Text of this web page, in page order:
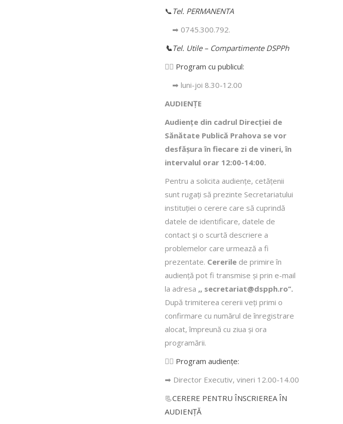
📞 Tel. PERMANENTA
➡ 0745.300.792.
📞Tel. Utile – Compartimente DSPPh
👩‍⚕️ Program cu publicul:
➡ luni-joi 8.30-12.00
AUDIENȚE
Audiențe din cadrul Direcţiei de
Sănătate Publică Prahova se vor
desfăşura în fiecare zi de vineri, în
intervalul orar 12:00-14:00.
Pentru a solicita audienţe, cetăţenii
sunt rugaţi să prezinte Secretariatului
instituției o cerere care să cuprindă
datele de identificare, datele de
contact şi o scurtă descriere a
problemelor care urmează a fi
prezentate. Cererile de primire în
audienţă pot fi transmise şi prin e-mail
la adresa ,, secretariat@dspph.ro’’.
După trimiterea cererii veţi primi o
confirmare cu numărul de înregistrare
alocat, împreună cu ziua şi ora
programării.
👩‍⚕️ Program audiențe:
➡ Director Executiv, vineri 12.00-14.00
📃CERERE PENTRU ÎNSCRIEREA ÎN
AUDIENŢĂ